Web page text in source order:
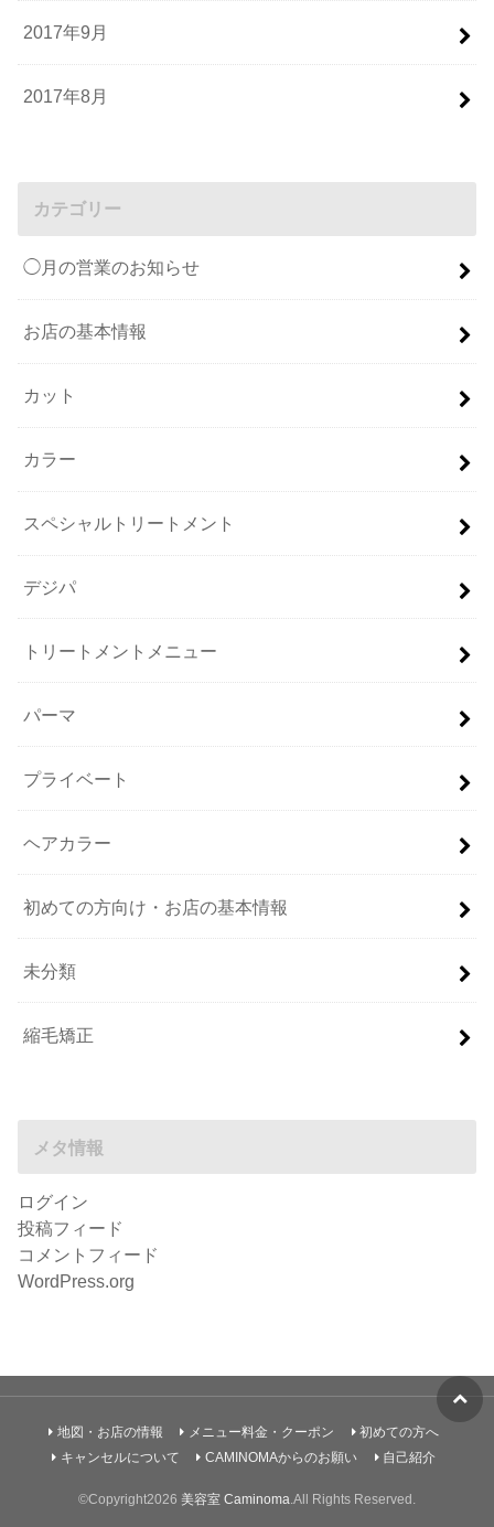
2017年9月
2017年8月
カテゴリー
◯月の営業のお知らせ
お店の基本情報
カット
カラー
スペシャルトリートメント
デジパ
トリートメントメニュー
パーマ
プライベート
ヘアカラー
初めての方向け・お店の基本情報
未分類
縮毛矯正
メタ情報
ログイン
投稿フィード
コメントフィード
WordPress.org
地図・お店の情報 メニュー料金・クーポン
初めての方へ
キャンセルについて
CAMINOMAからのお願い 自己紹介
©Copyright2026 美容室 Caminoma .All Rights Reserved.